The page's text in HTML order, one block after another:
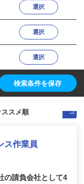
選択
選択
選択
検索条件を保存
ス作業員
の請負会社として4